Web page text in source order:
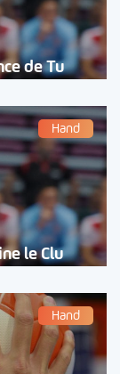
de Tu
Hand
le Clu
Hand